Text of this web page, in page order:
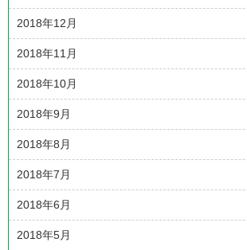
2018年12月
2018年11月
2018年10月
2018年9月
2018年8月
2018年7月
2018年6月
2018年5月